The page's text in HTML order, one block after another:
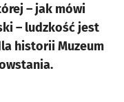
– jak mówi
– ludzkość jest
historii Muzeum